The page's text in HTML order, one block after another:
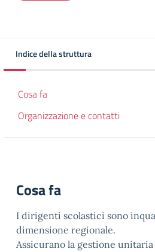
Indice della struttura
Cosa fa
Organizzazione e contatti
Cosa fa
I dirigenti scolastici sono
dimensione regionale.
Assicurano la gestione